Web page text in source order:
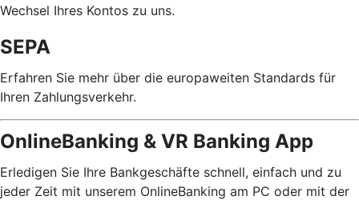
Wechsel Ihres Kontos zu uns.
SEPA
Erfahren Sie mehr über die europaweiten Standards für
Ihren Zahlungsverkehr.
OnlineBanking & VR Banking App
Erledigen Sie Ihre Bankgeschäfte schnell, einfach und zu
jeder Zeit mit unserem OnlineBanking am PC oder mit der